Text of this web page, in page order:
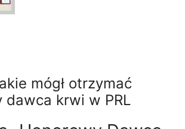
mógł otrzymać
dawca krwi w PRL